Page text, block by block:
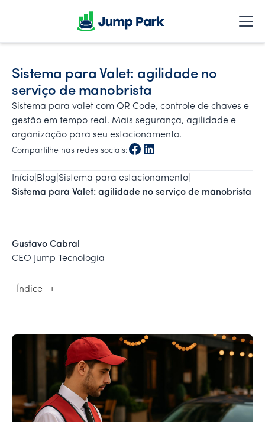
Sistema para Valet: agilidade no
serviço de manobrista
Sistema para valet com QR Code, controle de chaves e
gestão em tempo real. Mais segurança, agilidade e
organização para seu estacionamento.
Compartilhe nas redes sociais:
Início Blog Sistema para estacionamento
Sistema para Valet: agilidade no serviço de manobrista
Gustavo Cabral
CEO Jump Tecnologia
Índice +